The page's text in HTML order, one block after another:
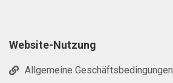
Website-Nutzung
Allgemeine Geschäftsbedingungen